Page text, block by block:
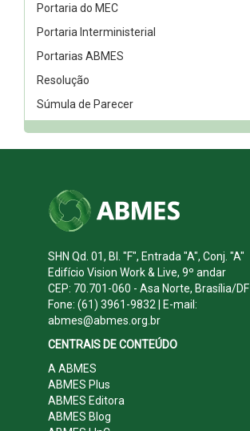
Portaria do MEC
Portaria Interministerial
Portarias ABMES
Resolução
Súmula de Parecer
SHN Qd. 01, Bl. "F", Entrada "A", Conj. "A"
Edifício Vision Work & Live, 9º andar
CEP: 70.701-060 - Asa Norte, Brasília/DF
Fone: (61) 3961-9832 | E-mail:
abmes@abmes.org.br
CENTRAIS DE CONTEÚDO
A ABMES
ABMES Plus
ABMES Editora
ABMES Blog